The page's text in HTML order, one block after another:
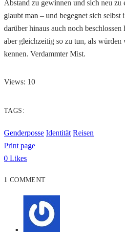
Abstand zu gewinnen und sich neu zu
glaubt man – und begegnet sich selbst
darüber hinaus auch noch
aber gleichzeitig so zu tun, als
kennen. Verdammter Mist.
Views: 10
TAGS:
Genderposse Identität Reisen
Print page
0 Likes
1 COMMENT